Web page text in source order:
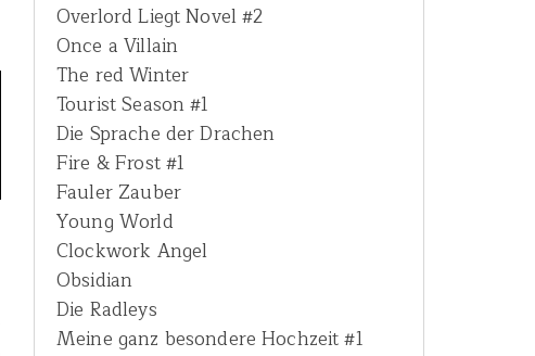
r
:
Overlord Liegt Novel #2
Once a Villain
The red Winter
Tourist Season #1
Die Sprache der Drachen
Fire & Frost #1
Fauler Zauber
Young World
Clockwork Angel
Obsidian
Die Radleys
Meine ganz besondere Hochzeit #1